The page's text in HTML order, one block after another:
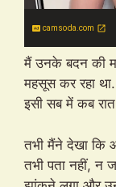
camsoda.com
मैं उनके बदन की
महसूस कर रहा था.
इसी सब में कब
तभी मैंने देखा कि
तभी पता नहीं, न